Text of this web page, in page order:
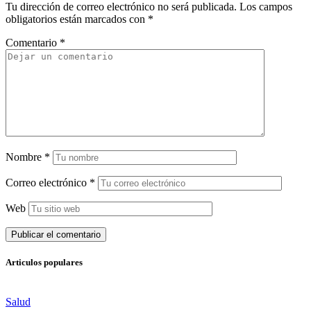
Tu dirección de correo electrónico no será publicada. Los campos
obligatorios están marcados con *
Comentario *
Nombre *
Correo electrónico *
Web
Articulos populares
Salud